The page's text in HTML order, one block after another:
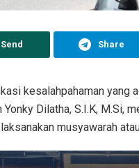
Send Share
kesalahpahaman yang
Dilatha, S.I.K, M.Si,
musyawarah